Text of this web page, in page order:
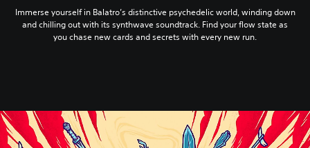
Immerse yourself in Balatro’s distinctive psychedelic world, winding down
and chilling out with its synthwave soundtrack. Find your flow state as
you chase new cards and secrets with every new run.